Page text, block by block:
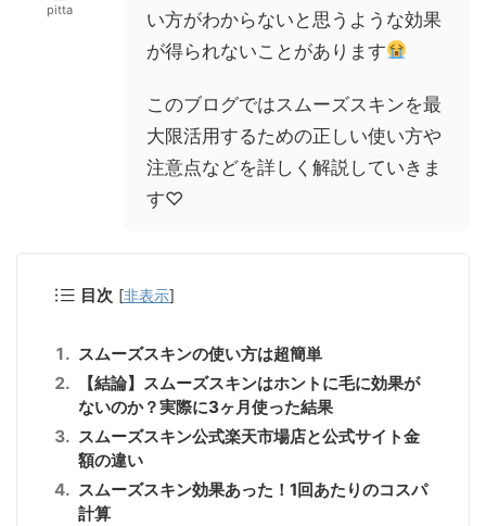
pitta
い方がわからないと思うような効果
が得られないことがあります
このブログではスムーズスキンを最
大限活用するための正しい使い方や
注意点などを詳しく解説していきま
す♡
目次 [非表示]
スムーズスキンの使い方は超簡単
【結論】スムーズスキンはホントに毛に効果が
ないのか？実際に3ヶ月使った結果
スムーズスキン公式楽天市場店と公式サイト金
額の違い
スムーズスキン効果あった！1回あたりのコスパ
計算